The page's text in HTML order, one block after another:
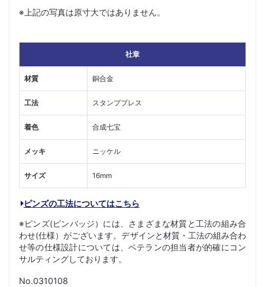
※上記の写真は原寸大ではありません。
社章
材質 銅合金
工法 スタンププレス
着色 合成七宝
メッキ ニッケル
サイズ 16mm
ピンズの工法についてはこちら
※ピンズ(ピンバッジ）には、さまざまな材質と工法の組み合
わせ(仕様）がございます。デザインと材質・工法の組み合わ
せ等の仕様設計については、ベテランの担当者が的確にコン
サルティングしております。
No.0310108